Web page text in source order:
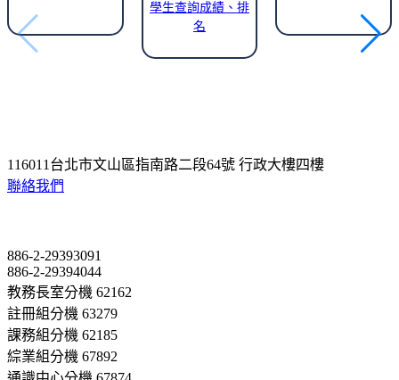
學生查詢成績、排
名
116011台北市文山區指南路二段64號 行政大樓四樓
聯絡我們
886-2-29393091
886-2-29394044
教務長室分機 62162
註冊組分機 63279
課務組分機 62185
綜業組分機 67892